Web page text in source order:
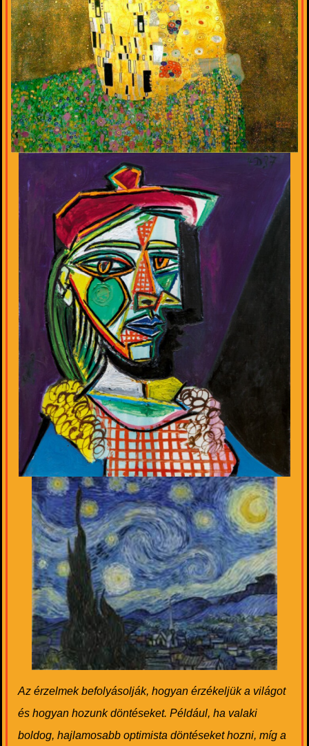
Az érzelmek befolyásolják, hogyan érzékeljük a világot
és hogyan hozunk döntéseket. Például, ha valaki
boldog, hajlamosabb optimista döntéseket hozni, míg a